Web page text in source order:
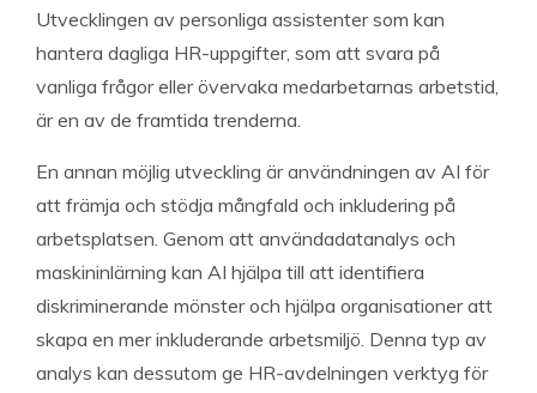
Utvecklingen av personliga assistenter som kan
hantera dagliga HR-uppgifter, som att svara på
vanliga frågor eller övervaka medarbetarnas arbetstid,
är en av de framtida trenderna.
En annan möjlig utveckling är användningen av AI för
att främja och stödja mångfald och inkludering på
arbetsplatsen. Genom att användadatanalys och
maskininlärning kan AI hjälpa till att identifiera
diskriminerande mönster och hjälpa organisationer att
skapa en mer inkluderande arbetsmiljö. Denna typ av
analys kan dessutom ge HR-avdelningen verktyg för